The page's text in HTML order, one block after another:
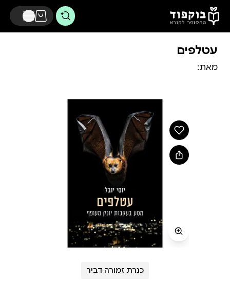
דלג לתוכן הראשי
עטלפים
מאת:
כנרת זמורה דביר